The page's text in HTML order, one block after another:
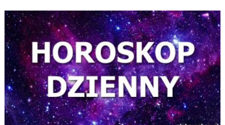
DZIENNY